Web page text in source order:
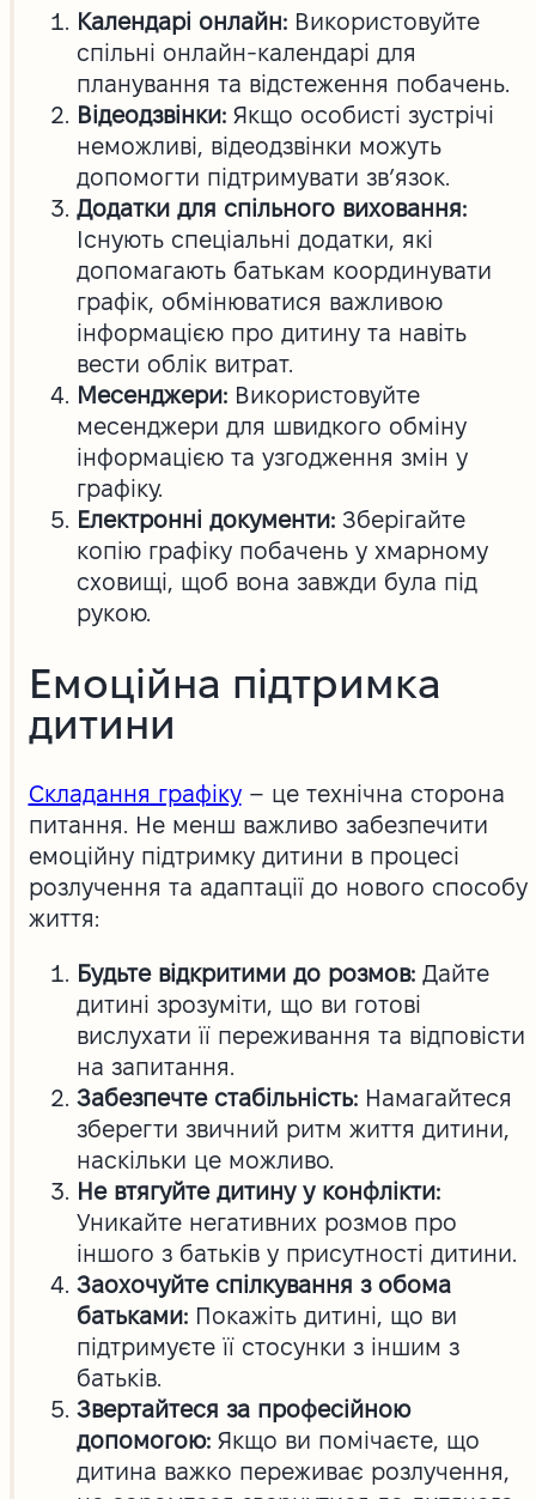
Календарі онлайн:Використовуйте
спільні онлайн-календарі для
планування та відстеження побачень.
Відеодзвінки: Якщо особисті зустрічі
неможливі, відеодзвінки можуть
допомогти підтримувати зв’язок.
Додатки для спільного виховання:
Існують спеціальні додатки, які
допомагають батькам координувати
графік, обмінюватися важливою
інформацією про дитину та навіть
вести облік витрат.
Месенджери:Використовуйте
месенджери для швидкого обміну
інформацією та узгодження змін у
графіку.
Електронні документи:Зберігайте
копію графіку побачень у хмарному
сховищі, щоб вона завжди була під
рукою.
Емоційна підтримка
дитини
Складання графіку– це технічна сторона
питання. Не менш важливо забезпечити
емоційну підтримку дитини в процесі
розлучення та адаптації до нового способу
життя:
Будьте відкритими до розмов:Дайте
дитині зрозуміти, що ви готові
вислухати її переживання та відповісти
на запитання.
Забезпечте стабільність:Намагайтеся
зберегти звичний ритм життя дитини,
наскільки це можливо.
Не втягуйте дитину у конфлікти:
Уникайте негативних розмов про
іншого з батьків у присутності дитини.
Заохочуйте спілкування з обома
батьками:Покажіть дитині, що ви
підтримуєте її стосунки з іншим з
батьків.
Звертайтеся за професійною
допомогою:Якщо ви помічаєте, що
дитина важко переживає розлучення,